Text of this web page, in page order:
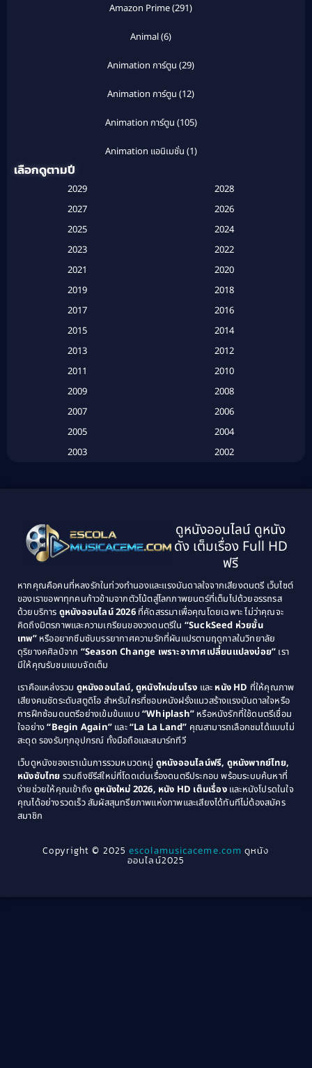
Amazon Prime(291)
Animal(6)
Animation การ์ตูน (29)
Animation การ์ตูน (12)
Animation การ์ตูน (105)
Animation แอนิเมชั่น (1)
Based on a True Story สร้างจากเรื่องจริง(2)
Based on a True Story เรื่องจริง (20)
(134)
Classic หนังคลาสสิก(21)
Classic หนังคลาสสิก(25)
Comedy ตลก(46)
Comedy ตลก(515)
Coming of Age ก้าวพ้นวัย(1)
Coming-of-Age(3)
Community(1)
Crime อาชญากรรม(78)
Cult Film(4)
เลือกดูตามปี
2029
2028
2027
2026
2025
2024
2023
2022
2021
2020
2019
2018
2017
2016
2015
2014
2013
2012
2011
2010
2009
2008
2007
2006
2005
2004
2003
2002
1995
1994
1993
1992
1989
1988
1987
1986
1985
1984
1983
1982
1979
1978
1976
1975
1974
1971
1970
1969
1968
1964
1963
1940
ดูหนังออนไลน์ ดูหนัง
ดัง เต็มเรื่อง Full HD
ฟรี
หากคุณคือคนที่หลงรักในท่วงทำนองและแรงบันดาลใจจากเสียงดนตรี เว็บไซต์
ของเราขอพาทุกคนก้าวข้ามจากตัวโน้ตสู่โลกภาพยนตร์ที่เต็มไปด้วยอรรถรส
ด้วยบริการ ดูหนังออนไลน์ 2026ที่คัดสรรมาเพื่อคุณโดยเฉพาะ ไม่ว่าคุณจะ
คิดถึงมิตรภาพและความเกรียนของวงดนตรีใน “SuckSeed ห่วยขั้น
เทพ”หรืออยากซึมซับบรรยากาศความรักที่ผันแปรตามฤดูกาลในวิทยาลัย
ดุริยางคศิลป์จาก “Season Change เพราะอากาศเปลี่ยนแปลงบ่อย” เรา
มีให้คุณรับชมแบบจัดเต็ม
เราคือแหล่งรวม ดูหนังออนไลน์, ดูหนังใหม่ชนโรง และ หนัง HD ที่ให้คุณภาพ
เสียงคมชัดระดับสตูดิโอ สำหรับใครที่ชอบหนังฝรั่งแนวสร้างแรงบันดาลใจหรือ
การฝึกซ้อมดนตรีอย่างเข้มข้นแบบ “Whiplash” หรือหนังรักที่ใช้ดนตรีเชื่อม
ใจอย่าง“Begin Again” และ“La La Land” คุณสามารถเลือกชมได้แบบไม่
สะดุด รองรับทุกอุปกรณ์ ทั้งมือถือและสมาร์ททีวี
เว็บดูหนังของเราเน้นการรวมหมวดหมู่ ดูหนังออนไลน์ฟรี, ดูหนังพากย์ไทย,
หนังซับไทย รวมถึงซีรีส์ใหม่ที่โดดเด่นเรื่องดนตรีประกอบ พร้อมระบบค้นหาที่
ง่ายช่วยให้คุณเข้าถึงดูหนังใหม่ 2026, หนัง HD เต็มเรื่องและหนังโปรดในใจ
คุณได้อย่างรวดเร็ว สัมผัสสุนทรียภาพแห่งภาพและเสียงได้ทันทีไม่ต้องสมัคร
สมาชิก
Copyright © 2025escolamusicaceme.com ดูหนัง
ออนไลน์2025